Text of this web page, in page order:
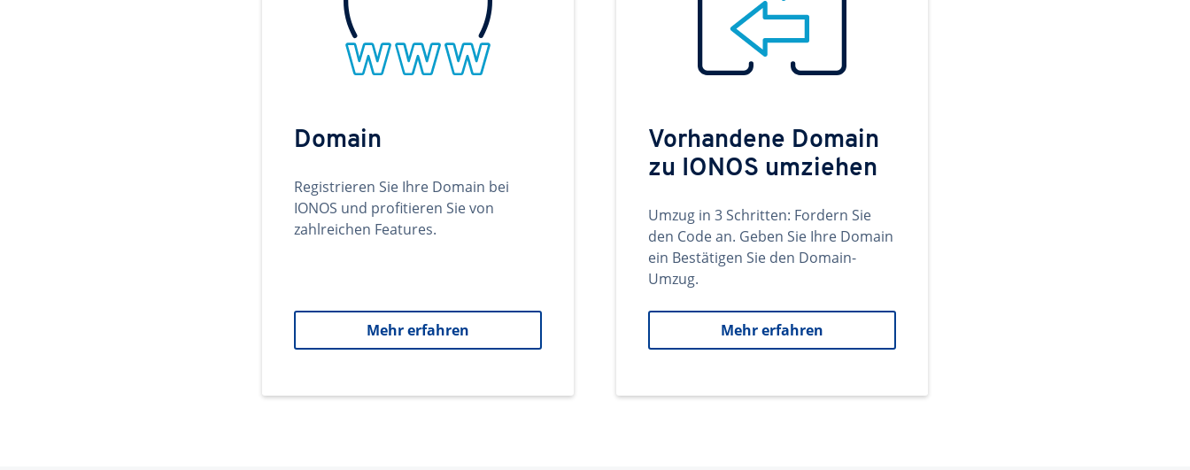
Domain
Registrieren Sie Ihre Domain bei
IONOS und profitieren Sie von
zahlreichen Features.
Mehr erfahren
Vorhandene Domain
zu IONOS umziehen
Umzug in 3 Schritten: Fordern Sie
den Code an. Geben Sie Ihre Domain
ein Bestätigen Sie den Domain-
Umzug.
Mehr erfahren